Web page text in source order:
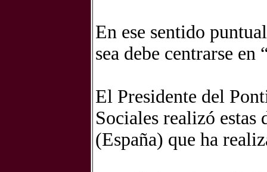
En ese sentido
sea debe centrarse
El Presidente del
Sociales realizó
(España) que ha